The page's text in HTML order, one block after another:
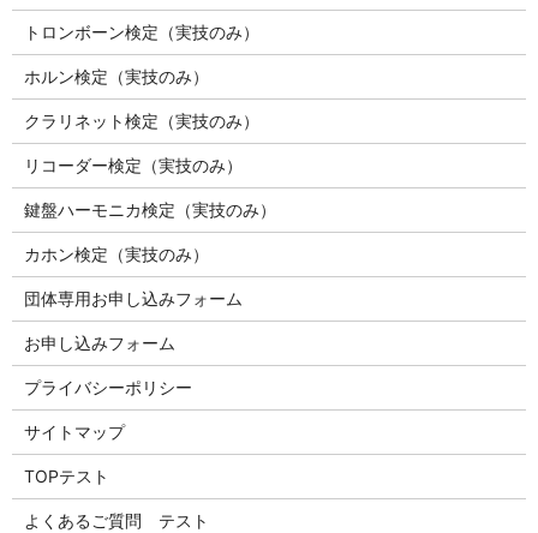
トロンボーン検定（実技のみ）
ホルン検定（実技のみ）
クラリネット検定（実技のみ）
リコーダー検定（実技のみ）
鍵盤ハーモニカ検定（実技のみ）
カホン検定（実技のみ）
団体専用お申し込みフォーム
お申し込みフォーム
プライバシーポリシー
サイトマップ
TOPテスト
よくあるご質問 テスト